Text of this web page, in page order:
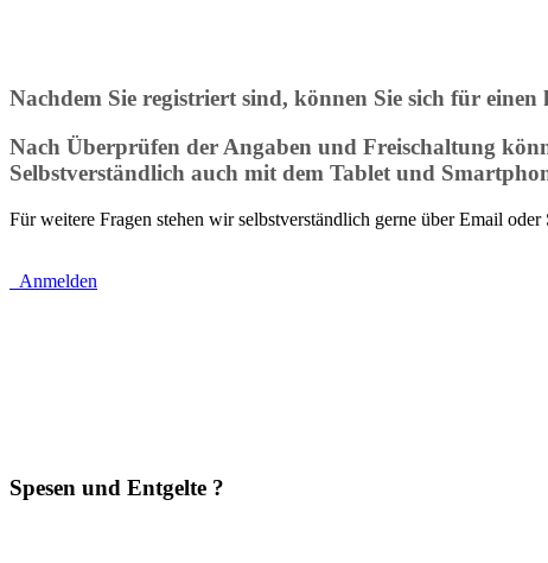
Nachdem Sie registriert sind, können Sie sich für
Nach Überprüfen der Angaben und Freischaltung
Selbstverständlich auch mit dem Tablet und
Für weitere Fragen stehen wir selbstverständlich gerne über Email
Anmelden
Spesen und Entgelte ?